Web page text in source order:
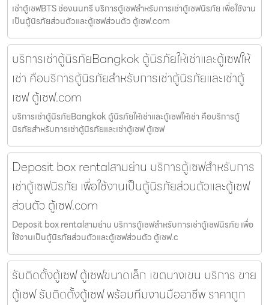
เช่าตู้เซฟBTS ช่องนนทรี บริการตู้เซฟสำหรับการเช่าตู้เซฟนิรภัย เพื่อใช้งาน
เป็นตู้นิรภัยส่วนตัวและตู้เซฟส่วนตัว ตู้เซฟ.com
บริการเช่าตู้นิรภัยBangkok ตู้นิรภัยให้เช่าและตู้เซฟให้
เช่า คือบริการตู้นิรภัยสำหรับการเช่าตู้นิรภัยและเช่าตู้
เซฟ ตู้เซฟ.com
บริการเช่าตู้นิรภัยBangkok ตู้นิรภัยให้เช่าและตู้เซฟให้เช่า คือบริการตู้
นิรภัยสำหรับการเช่าตู้นิรภัยและเช่าตู้เซฟ ตู้เซฟ
Deposit box rentalสามย่าน บริการตู้เซฟสำหรับการ
เช่าตู้เซฟนิรภัย เพื่อใช้งานเป็นตู้นิรภัยส่วนตัวและตู้เซฟ
ส่วนตัว ตู้เซฟ.com
Deposit box rentalสามย่าน บริการตู้เซฟสำหรับการเช่าตู้เซฟนิรภัย เพื่อ
ใช้งานเป็นตู้นิรภัยส่วนตัวและตู้เซฟส่วนตัว ตู้เซฟ.c
รับติดตั้งตู้เซฟ ตู้เซฟขนาดเล็ก เขตบางเขน บริการ ขาย
ตู้เซฟ รับติดตั้งตู้เซฟ พร้อมทีมงานมืออาชีพ ราคาถูก